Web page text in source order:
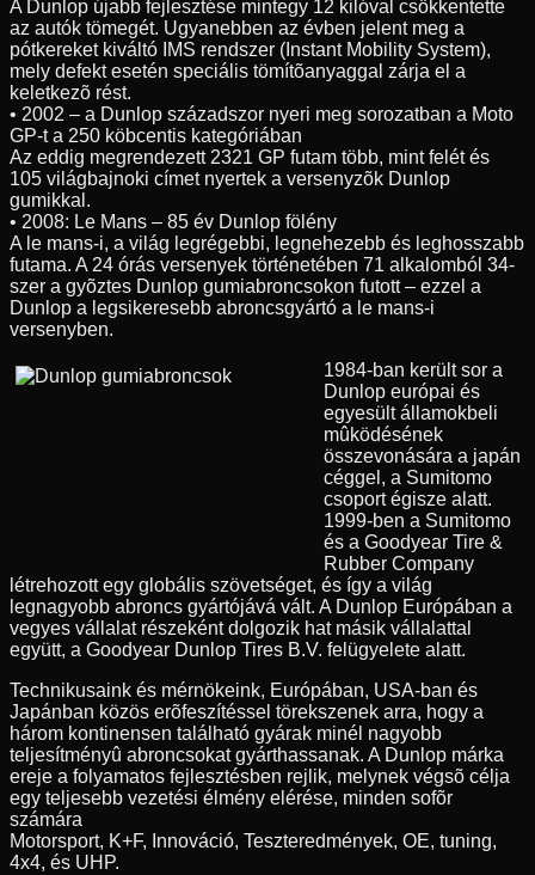
A Dunlop újabb fejlesztése mintegy 12 kilóval csökkentette
az autók tömegét. Ugyanebben az évben jelent meg a
pótkereket kiváltó IMS rendszer (Instant Mobility System),
mely defekt esetén speciális tömítõanyaggal zárja el a
keletkezõ rést.
• 2002 – a Dunlop századszor nyeri meg sorozatban a Moto
GP-t a 250 köbcentis kategóriában
Az eddig megrendezett 2321 GP futam több, mint felét és
105 világbajnoki címet nyertek a versenyzõk Dunlop
gumikkal.
• 2008: Le Mans – 85 év Dunlop fölény
A le mans-i, a világ legrégebbi, legnehezebb és leghosszabb
futama. A 24 órás versenyek történetében 71 alkalomból 34-
szer a gyõztes Dunlop gumiabroncsokon futott – ezzel a
Dunlop a legsikeresebb abroncsgyártó a le mans-i
versenyben.
1984-ban került sor a
Dunlop európai és
egyesült államokbeli
mûködésének
összevonására a japán
céggel, a Sumitomo
csoport égisze alatt.
1999-ben a Sumitomo
és a Goodyear Tire &
Rubber Company
létrehozott egy globális szövetséget, és így a világ
legnagyobb abroncs gyártójává vált. A Dunlop Európában a
vegyes vállalat részeként dolgozik hat másik vállalattal
együtt, a Goodyear Dunlop Tires B.V. felügyelete alatt.
Technikusaink és mérnökeink, Európában, USA-ban és
Japánban közös erõfeszítéssel törekszenek arra, hogy a
három kontinensen található gyárak minél nagyobb
teljesítményû abroncsokat gyárthassanak. A Dunlop márka
ereje a folyamatos fejlesztésben rejlik, melynek végsõ célja
egy teljesebb vezetési élmény elérése, minden sofõr
számára
Motorsport, K+F, Innováció, Teszteredmények, OE, tuning,
4x4, és UHP.